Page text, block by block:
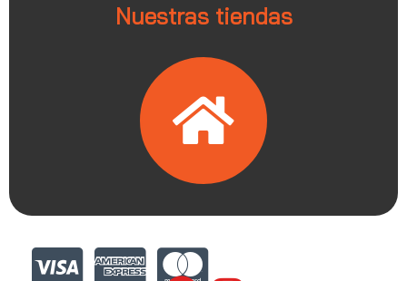
Nuestras tiendas